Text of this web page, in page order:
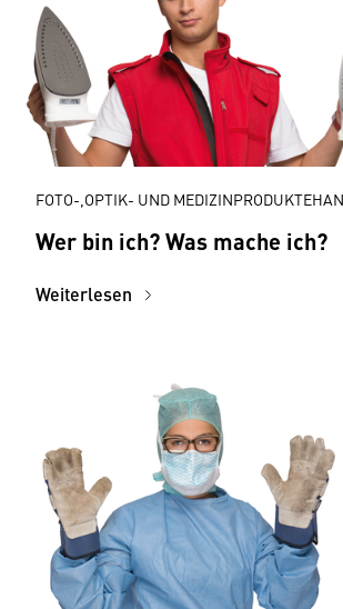
FOTO-,OPTIK- UND
Wer bin ich? Was mache ich?
Weiterlesen